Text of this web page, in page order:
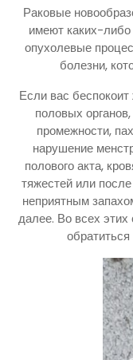
Раковые
имеют каких-
опухолевые
болезни,
Если вас
половых
промежности,
нарушение
полового акта,
тяжестей или
неприятным
далее. Во всех
обратиться